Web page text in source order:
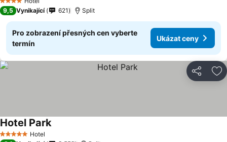
4 Počet hvězdiček
9,5 Vynikající 621 Split
Pro zobrazení přesných cen vyberte
termín
Ukázat ceny
Sdílet
5 Počet hvězdiček
Hotel
Hotel ParkUkázat ceny